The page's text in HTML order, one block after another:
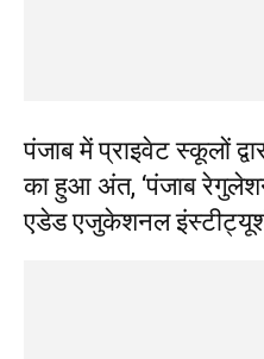
पंजाब में प्राइवेट स्कूलों
का हुआ अंत, ‘पंजाब
एडेड एजुकेशनल